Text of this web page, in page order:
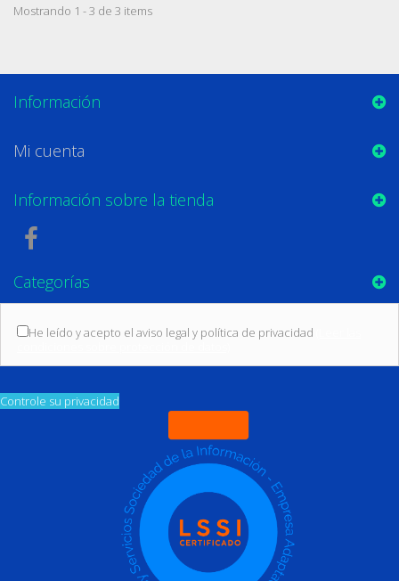
Mostrando 1 - 3 de 3 items
Información
Mi cuenta
Información sobre la tienda
Categorías
He leído y acepto el aviso legal y política de privacidad
Controle su privacidad